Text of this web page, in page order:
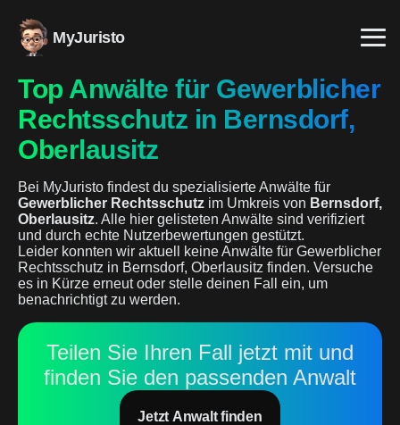
MyJuristo
Top Anwälte für Gewerblicher
Rechtsschutz in Bernsdorf,
Oberlausitz
Bei MyJuristo findest du spezialisierte Anwälte für
Gewerblicher Rechtsschutz im Umkreis von Bernsdorf,
Oberlausitz. Alle hier gelisteten Anwälte sind verifiziert
und durch echte Nutzerbewertungen gestützt.
Leider konnten wir aktuell keine Anwälte für Gewerblicher
Rechtsschutz in Bernsdorf, Oberlausitz finden. Versuche
es in Kürze erneut oder stelle deinen Fall ein, um
benachrichtigt zu werden.
Teilen Sie Ihren Fall jetzt mit und
finden Sie den passenden Anwalt
Jetzt Anwalt finden